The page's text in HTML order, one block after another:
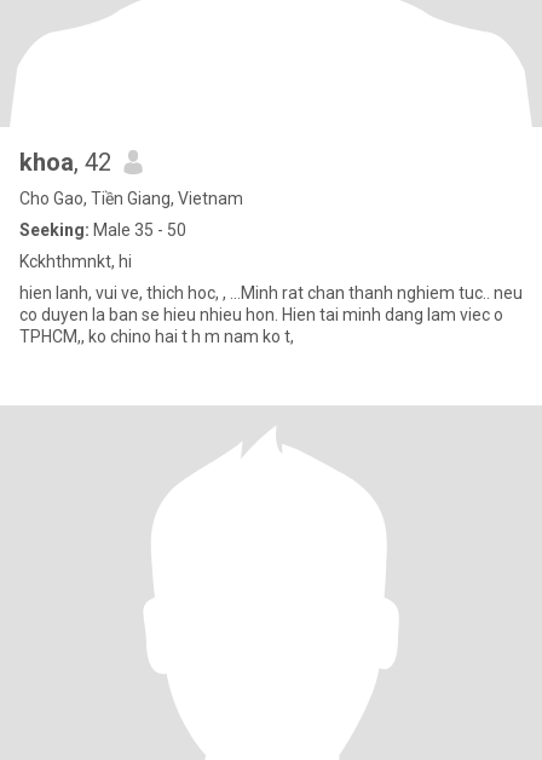
khoa, 42
Cho Gao, Tiền Giang, Vietnam
Seeking: Male 35 - 50
Kckhthmnkt, hi
hien lanh, vui ve, thich hoc, , ...Minh rat chan thanh nghiem tuc.. neu
co duyen la ban se hieu nhieu hon. Hien tai minh dang lam viec o
TPHCM,, ko chino hai t h m nam ko t,